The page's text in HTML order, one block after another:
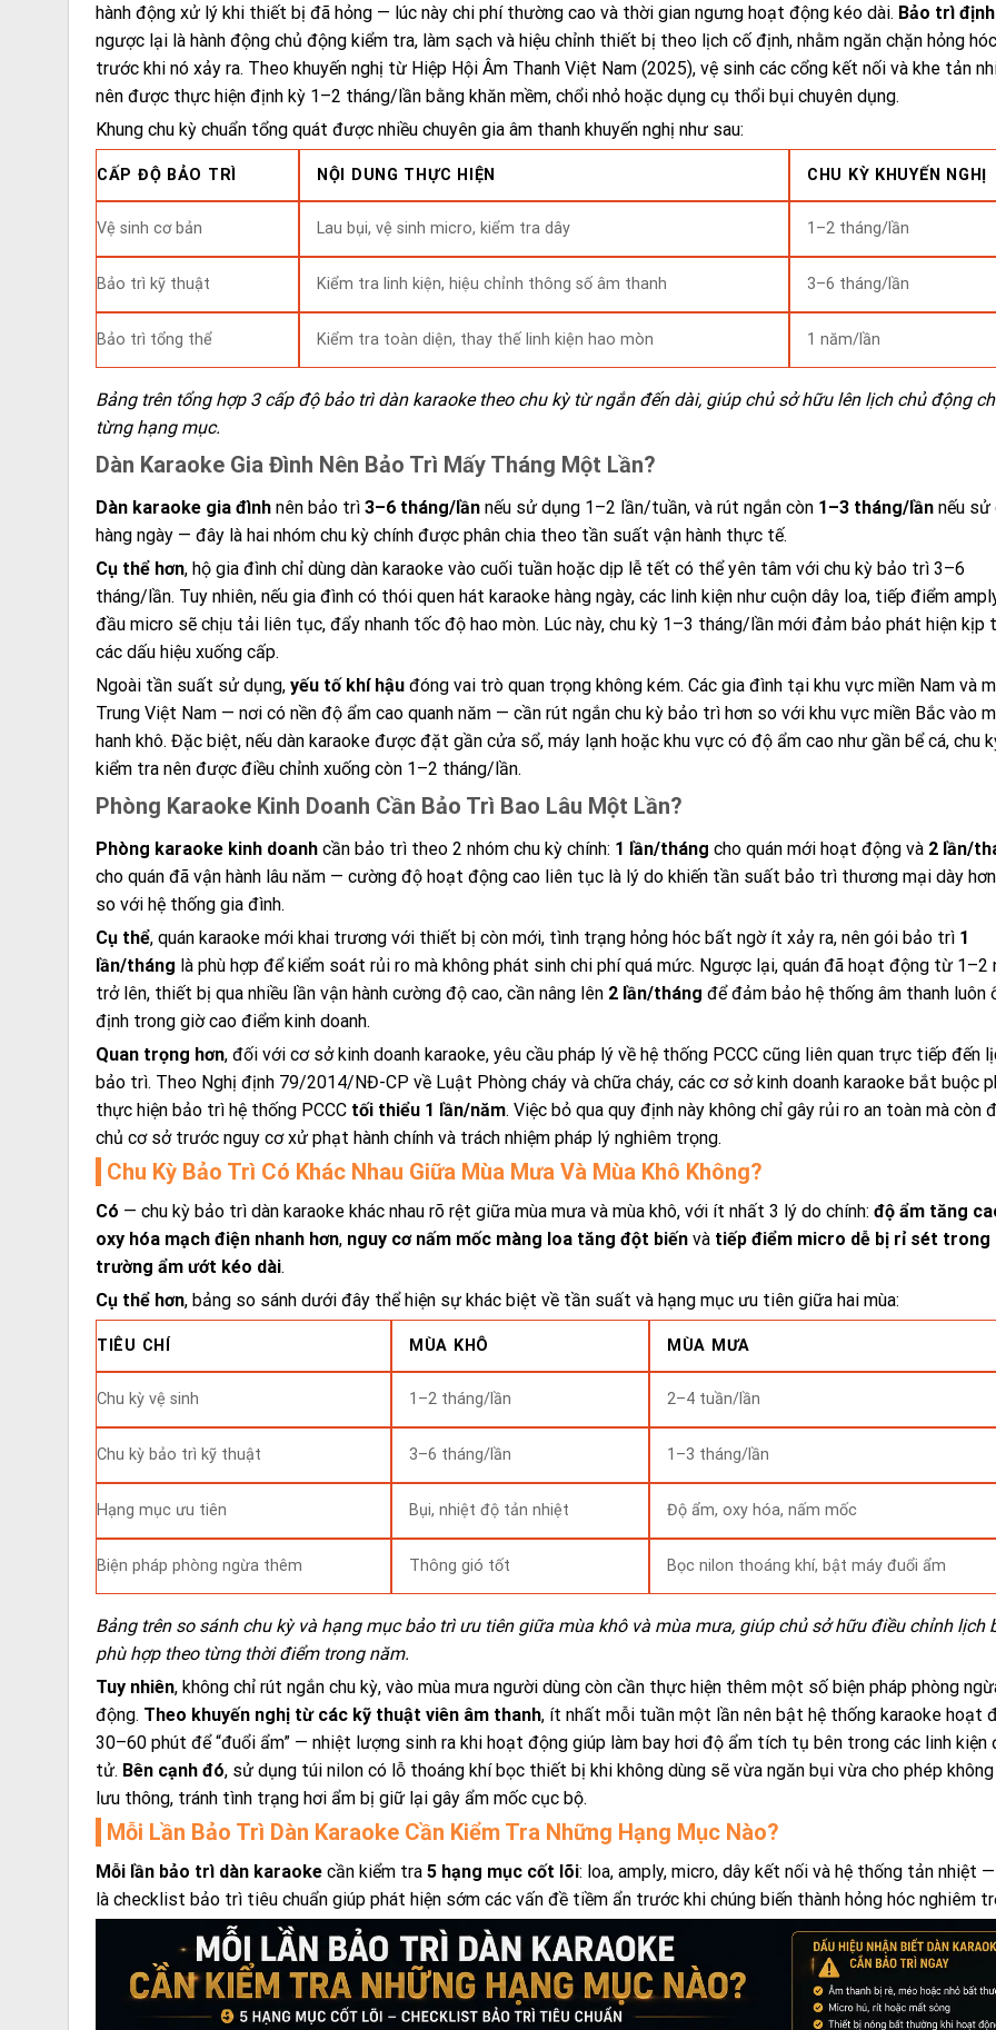
hành động xử lý khi thiết bị đã hỏng — lúc này chi phí thường cao và thời gian ngưng hoạt động kéo dài. Bảo trì
ngược lại là hành động chủ động kiểm tra, làm sạch và hiệu chỉnh thiết bị theo lịch cố định, nhằm ngăn chặn hỏng hóc
trước khi nó xảy ra. Theo khuyến nghị từ Hiệp Hội Âm Thanh Việt Nam (2025), vệ sinh các cổng kết nối và khe tản
nên được thực hiện định kỳ 1–2 tháng/lần bằng khăn mềm, chổi nhỏ hoặc dụng cụ thổi bụi chuyên dụng.
Khung chu kỳ chuẩn tổng quát được nhiều chuyên gia âm thanh khuyến nghị như sau:
CẤP ĐỘ BẢO TRÌ NỘI DUNG THỰC HIỆN CHU KỲ KHUYẾN NGHỊ
Vệ sinh cơ bản Lau bụi, vệ sinh micro, kiểm tra dây 1–2 tháng/lần
Bảo trì kỹ thuật Kiểm tra linh kiện, hiệu chỉnh thông số âm thanh 3–6 tháng/lần
Bảo trì tổng thể Kiểm tra toàn diện, thay thế linh kiện hao mòn 1 năm/lần
Bảng trên tổng hợp 3 cấp độ bảo trì dàn karaoke theo chu kỳ từ ngắn đến dài, giúp chủ sở hữu lên lịch chủ động
từng hạng mục.
Dàn Karaoke Gia Đình Nên Bảo Trì Mấy Tháng Một Lần?
Dàn karaoke gia đình nên bảo trì 3–6 tháng/lần nếu sử dụng 1–2 lần/tuần, và rút ngắn còn 1–3 tháng/lần nếu sử
hàng ngày — đây là hai nhóm chu kỳ chính được phân chia theo tần suất vận hành thực tế.
Cụ thể hơn, hộ gia đình chỉ dùng dàn karaoke vào cuối tuần hoặc dịp lễ tết có thể yên tâm với chu kỳ bảo trì 3–6
tháng/lần. Tuy nhiên, nếu gia đình có thói quen hát karaoke hàng ngày, các linh kiện như cuộn dây loa, tiếp điểm
đầu micro sẽ chịu tải liên tục, đẩy nhanh tốc độ hao mòn. Lúc này, chu kỳ 1–3 tháng/lần mới đảm bảo phát hiện kịp
các dấu hiệu xuống cấp.
Ngoài tần suất sử dụng, yếu tố khí hậu đóng vai trò quan trọng không kém. Các gia đình tại khu vực miền Nam và
Trung Việt Nam — nơi có nền độ ẩm cao quanh năm — cần rút ngắn chu kỳ bảo trì hơn so với khu vực miền Bắc vào
hanh khô. Đặc biệt, nếu dàn karaoke được đặt gần cửa sổ, máy lạnh hoặc khu vực có độ ẩm cao như gần bể cá, chu
kiểm tra nên được điều chỉnh xuống còn 1–2 tháng/lần.
Phòng Karaoke Kinh Doanh Cần Bảo Trì Bao Lâu Một Lần?
Phòng karaoke kinh doanh cần bảo trì theo 2 nhóm chu kỳ chính: 1 lần/tháng cho quán mới hoạt động và 2 lần/
cho quán đã vận hành lâu năm — cường độ hoạt động cao liên tục là lý do khiến tần suất bảo trì thương mại dày
so với hệ thống gia đình.
Cụ thể, quán karaoke mới khai trương với thiết bị còn mới, tình trạng hỏng hóc bất ngờ ít xảy ra, nên gói bảo trì 1
lần/tháng là phù hợp để kiểm soát rủi ro mà không phát sinh chi phí quá mức. Ngược lại, quán đã hoạt động từ 1–2
trở lên, thiết bị qua nhiều lần vận hành cường độ cao, cần nâng lên 2 lần/tháng để đảm bảo hệ thống âm thanh luôn
định trong giờ cao điểm kinh doanh.
Quan trọng hơn, đối với cơ sở kinh doanh karaoke, yêu cầu pháp lý về hệ thống PCCC cũng liên quan trực tiếp đến
bảo trì. Theo Nghị định 79/2014/NĐ-CP về Luật Phòng cháy và chữa cháy, các cơ sở kinh doanh karaoke bắt buộc
thực hiện bảo trì hệ thống PCCC tối thiểu 1 lần/năm. Việc bỏ qua quy định này không chỉ gây rủi ro an toàn mà còn
chủ cơ sở trước nguy cơ xử phạt hành chính và trách nhiệm pháp lý nghiêm trọng.
Chu Kỳ Bảo Trì Có Khác Nhau Giữa Mùa Mưa Và Mùa Khô Không?
Có — chu kỳ bảo trì dàn karaoke khác nhau rõ rệt giữa mùa mưa và mùa khô, với ít nhất 3 lý do chính: độ ẩm tăng
oxy hóa mạch điện nhanh hơn, nguy cơ nấm mốc màng loa tăng đột biến và tiếp điểm micro dễ bị rỉ sét trong
trường ẩm ướt kéo dài.
Cụ thể hơn, bảng so sánh dưới đây thể hiện sự khác biệt về tần suất và hạng mục ưu tiên giữa hai mùa:
TIÊU CHÍ MÙA KHÔ MÙA MƯA
Chu kỳ vệ sinh 1–2 tháng/lần 2–4 tuần/lần
Chu kỳ bảo trì kỹ thuật 3–6 tháng/lần 1–3 tháng/lần
Hạng mục ưu tiên Bụi, nhiệt độ tản nhiệt Độ ẩm, oxy hóa, nấm mốc
Biện pháp phòng ngừa thêm Thông gió tốt Bọc nilon thoáng khí, bật máy đuổi ẩm
Bảng trên so sánh chu kỳ và hạng mục bảo trì ưu tiên giữa mùa khô và mùa mưa, giúp chủ sở hữu điều chỉnh lịch
phù hợp theo từng thời điểm trong năm.
Tuy nhiên, không chỉ rút ngắn chu kỳ, vào mùa mưa người dùng còn cần thực hiện thêm một số biện pháp phòng
động. Theo khuyến nghị từ các kỹ thuật viên âm thanh, ít nhất mỗi tuần một lần nên bật hệ thống karaoke hoạt
30–60 phút để “đuổi ẩm” — nhiệt lượng sinh ra khi hoạt động giúp làm bay hơi độ ẩm tích tụ bên trong các linh kiện
tử. Bên cạnh đó, sử dụng túi nilon có lỗ thoáng khí bọc thiết bị khi không dùng sẽ vừa ngăn bụi vừa cho phép
lưu thông, tránh tình trạng hơi ẩm bị giữ lại gây ẩm mốc cục bộ.
Mỗi Lần Bảo Trì Dàn Karaoke Cần Kiểm Tra Những Hạng Mục Nào?
Mỗi lần bảo trì dàn karaoke cần kiểm tra 5 hạng mục cốt lõi: loa, amply, micro, dây kết nối và hệ thống tản nhiệt
là checklist bảo trì tiêu chuẩn giúp phát hiện sớm các vấn đề tiềm ẩn trước khi chúng biến thành hỏng hóc nghiêm